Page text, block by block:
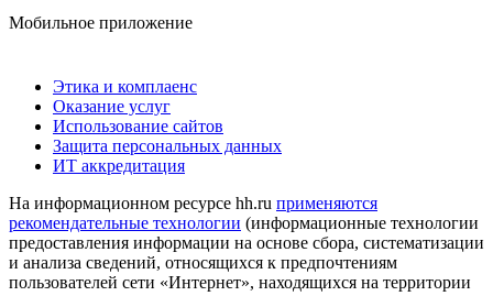
Мобильное приложение
Этика и комплаенс
Оказание услуг
Использование сайтов
Защита персональных данных
ИТ аккредитация
На информационном ресурсе hh.ru применяются
рекомендательные технологии (информационные технологии
предоставления информации на основе сбора, систематизации
и анализа сведений, относящихся к предпочтениям
пользователей сети «Интернет», находящихся на территории